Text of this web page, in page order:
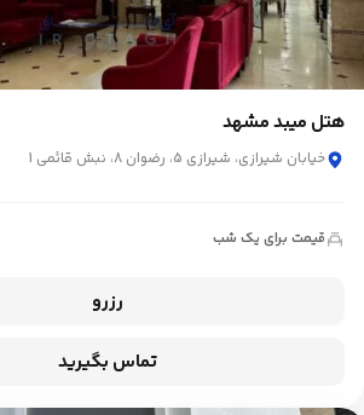
هتل میبد مشهد
خیابان شیرازی، شیرازی 5، رضوان 8، نبش قائمی 1
قیمت برای یک شب
رزرو
تماس بگیرید